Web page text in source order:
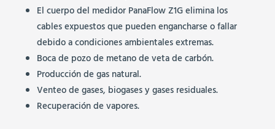
El cuerpo del medidor PanaFlow Z1G elimina los
cables expuestos que pueden engancharse o fallar
debido a condiciones ambientales extremas.
Boca de pozo de metano de veta de carbón.
Producción de gas natural.
Venteo de gases, biogases y gases residuales.
Recuperación de vapores.